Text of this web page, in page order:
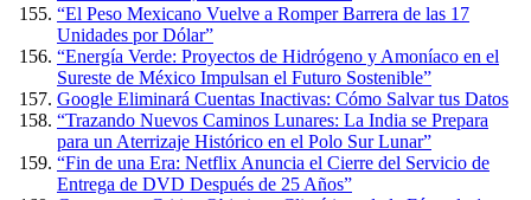
“El Peso Mexicano Vuelve a Romper Barrera de las 17
Unidades por Dólar”
“Energía Verde: Proyectos de Hidrógeno y Amoníaco en el
Sureste de México Impulsan el Futuro Sostenible”
Google Eliminará Cuentas Inactivas: Cómo Salvar tus Datos
“Trazando Nuevos Caminos Lunares: La India se Prepara
para un Aterrizaje Histórico en el Polo Sur Lunar”
“Fin de una Era: Netflix Anuncia el Cierre del Servicio de
Entrega de DVD Después de 25 Años”